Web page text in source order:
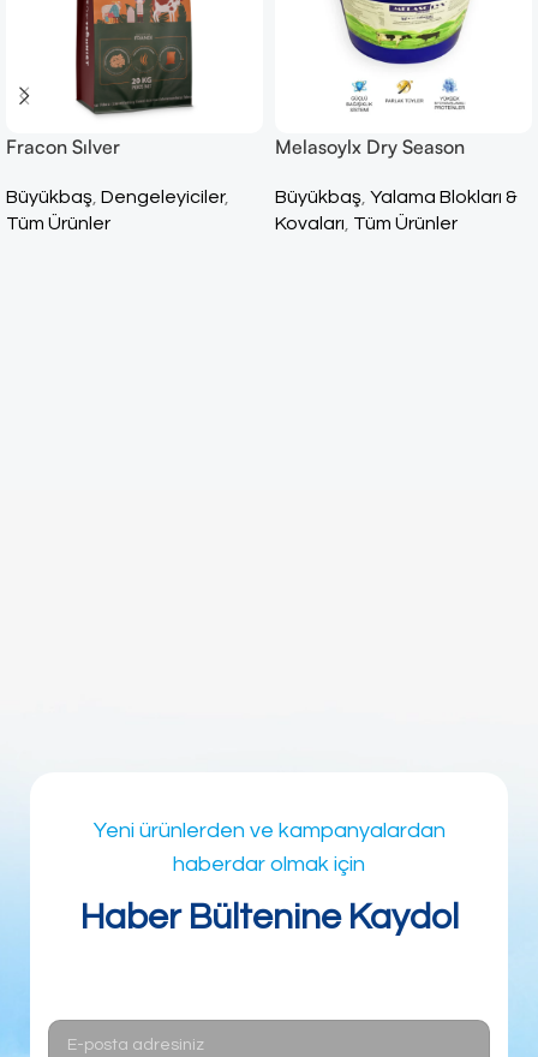
Fracon Sılver
Büyükbaş Dengeleyiciler,
Tüm Ürünler
Melasoylx Dry Season
Büyükbaş Yalama Blokları &
Kovaları Tüm Ürünler
Yeni ürünlerden ve kampanyalardan
haberdar olmak için
Haber Bültenine Kaydol